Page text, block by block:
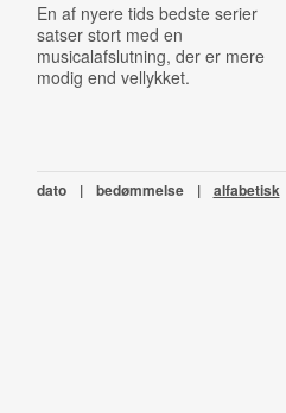
En af nyere tids bedste serier
satser stort med en
musicalafslutning, der er mere
modig end vellykket.
dato | bedømmelse | alfabetisk